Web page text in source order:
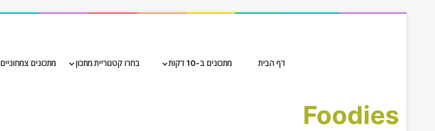
Foodies
דף הבית מתכונים ב-10 דקות בחרו קטגוריית מתכון מתכונים צמחוניים